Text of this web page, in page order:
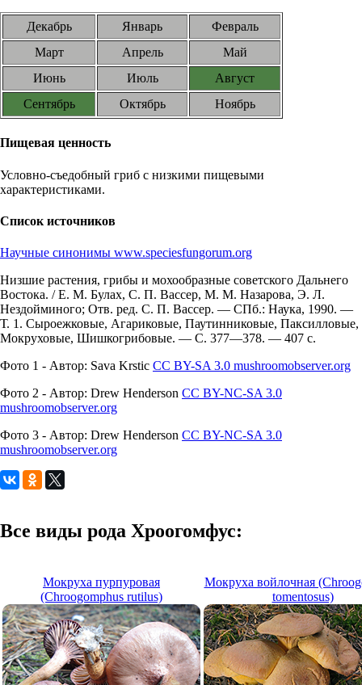
Декабрь Январь
Февраль
Март
Апрель
Май
Июнь
Июль
Август
Сентябрь
Октябрь Ноябрь
Пищевая ценность
Условно-съедобный гриб с низкими пищевыми
характеристиками.
Список источников
Научные синонимы www.speciesfungorum.org
Низшие растения, грибы и мохообразные советского Дальнего
Востока. / Е. М. Булах, С. П. Вассер, М. М. Назарова, Э. Л.
Нездойминого; Отв. ред. С. П. Вассер. — СПб.: Наука, 1990. —
Т. 1. Сыроежковые, Агариковые, Паутинниковые, Паксилловые,
Мокруховые, Шишкогрибовые. — С. 377—378. — 407 с.
Фото 1 - Автор: Sava Krstic CC BY-SA 3.0 mushroomobserver.org
Фото 2 - Автор: Drew Henderson CC BY-NC-SA 3.0
mushroomobserver.org
Фото 3 - Автор: Drew Henderson CC BY-NC-SA 3.0
mushroomobserver.org
Все виды рода Хроогомфус:
Мокруха пурпуровая
(Chroogomphus rutilus)
Мокруха войлочная
tomentosus)